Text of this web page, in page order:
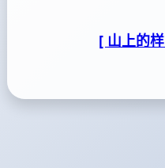
[ 山上的